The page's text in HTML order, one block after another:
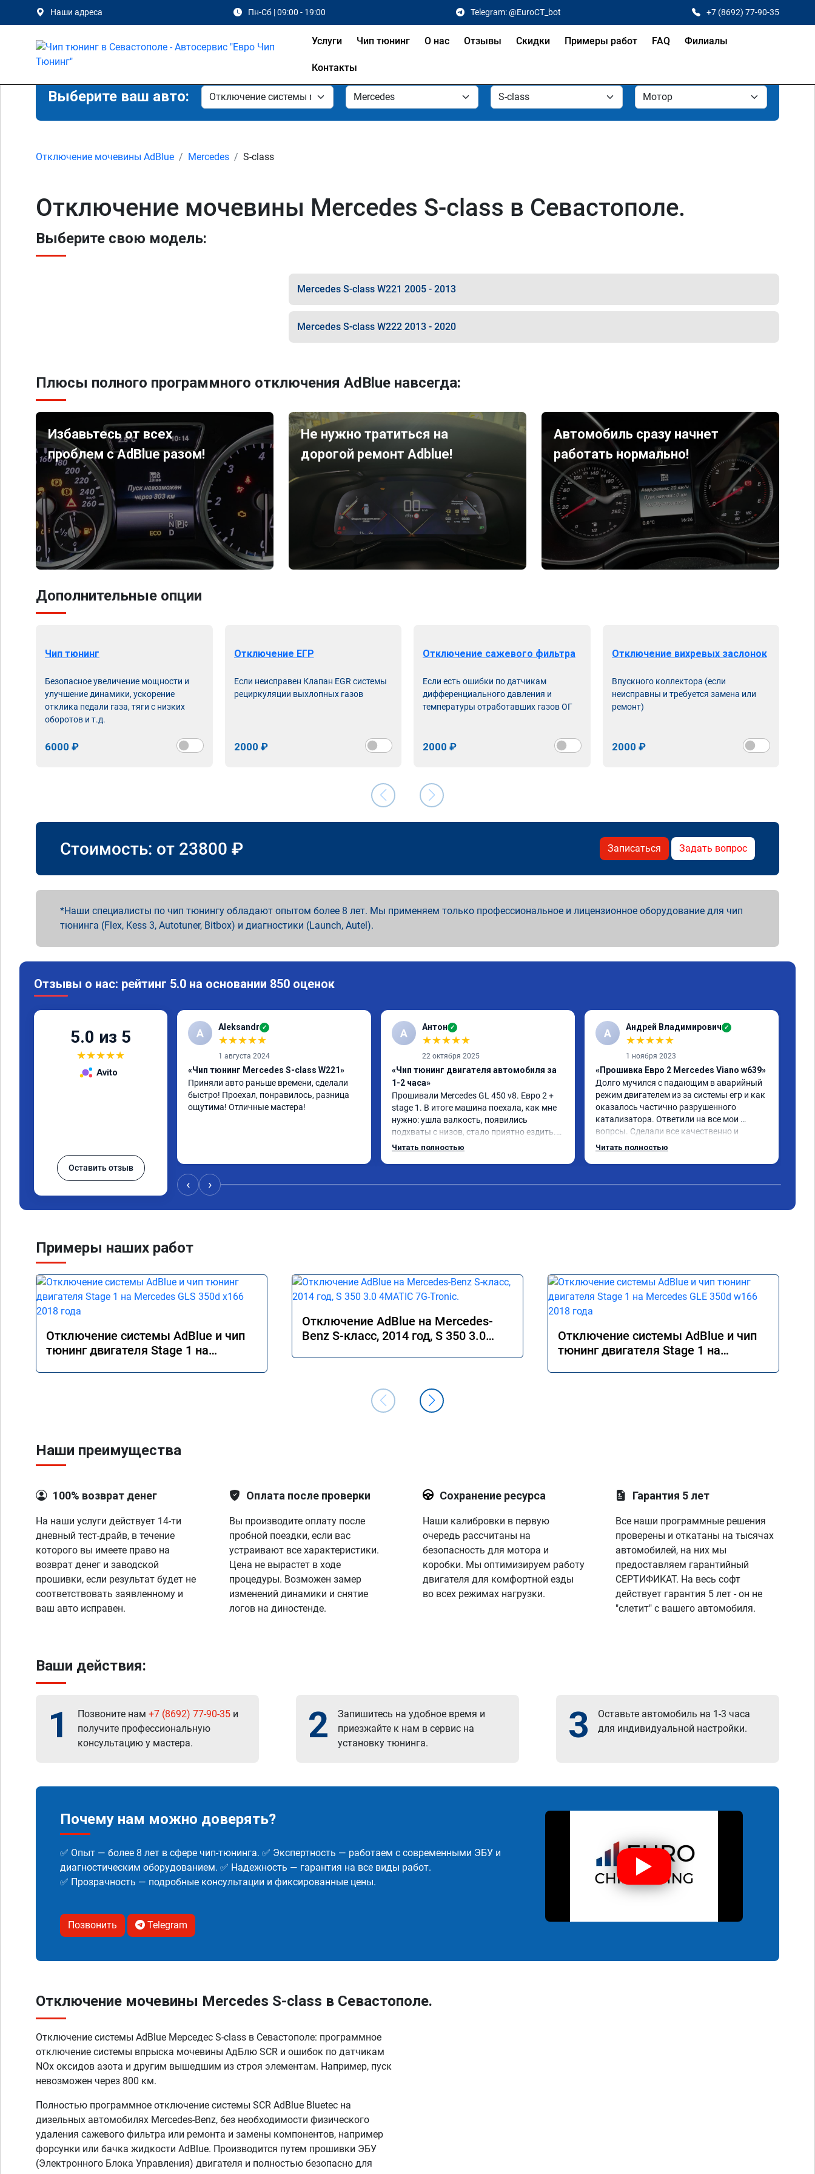
Наши адреса Пн-Сб | 09:00 - 19:00 Telegram: @EuroCT_bot +7 (8692) 77-90-35
Услуги Чип тюнинг О нас Отзывы Скидки Примеры работ FAQ Филиалы
Контакты
Выберите ваш авто:
Отключение мочевины AdBlue Mercedes S-class
Отключение мочевины Mercedes S-class в Севастополе.
Выберите свою модель:
Mercedes S-class W221 2005 - 2013
Mercedes S-class W222 2013 - 2020
Плюсы полного программного отключения AdBlue навсегда:
Избавьтесь от всех
проблем с AdBlue разом!
Не нужно тратиться на
дорогой ремонт Adblue!
Автомобиль сразу начнет
работать нормально!
Дополнительные опции
Чип тюнинг
Безопасное увеличение мощности и
улучшение динамики, ускорение
отклика педали газа, тяги с низких
оборотов и т.д.
6000 ₽
Отключение ЕГР
Если неисправен Клапан EGR системы
рециркуляции выхлопных газов
2000 ₽
Отключение сажевого фильтра
Если есть ошибки по датчикам
дифференциального давления и
температуры отработавших газов ОГ
2000 ₽
Отключение вихревых заслонок
Впускного коллектора (если
неисправны и требуется замена или
ремонт)
2000 ₽
Стоимость: от 23800 ₽ Записаться Задать вопрос
Наши специалисты по чип тюнингу обладают опытом более 8 лет. Мы применяем только профессиональное и лицензионное оборудование для чип
тюнинга (Flex, Kess 3, Autotuner, Bitbox) и диагностики (Launch, Autel).
Отзывы о нас: рейтинг 5.0 на основании 850 оценок
5.0 из 5
★★★★★
Avito
Оставить отзыв
A Aleksandr ✓
★★★★★
1 августа 2024
«Чип тюнинг Mercedes S-class W221»
Приняли авто раньше времени, сделали
быстро! Проехал, понравилось, разница
ощутима! Отличные мастера!
А Антон ✓
★★★★★
22 октября 2025
«Чип тюнинг двигателя автомобиля за
1-2 часа»
Прошивали Mercedes GL 450 v8. Евро 2 +
stage 1. В итоге машина поехала, как мне
нужно: ушла валкость, появились
подхваты с низов, стало приятно ездить.
Одни из лучших трат, в авто! 🔥
Читать полностью
А Андрей Владимирович ✓
★★★★★
1 ноября 2023
«Прошивка Евро 2 Mercedes Viano w639»
Долго мучился с падающим в аварийный
режим двигателем из за системы егр и как
оказалось частично разрушенного
катализатора. Ответили на все мои
вопрсы. Сделали все качественно и
несмотря на конец рабочего дня
Читать полностью
‹ ›
Примеры наших работ
Отключение системы AdBlue и чип
тюнинг двигателя Stage 1 на
Отключение AdBlue на Mercedes-
Benz S-класс, 2014 год, S 350 3.0
Отключение системы AdBlue и чип
тюнинг двигателя Stage 1 на
Наши преимущества
100% возврат денег
На наши услуги действует 14-ти
дневный тест-драйв, в течение
которого вы имеете право на
возврат денег и заводской
прошивки, если результат будет не
соответствовать заявленному и
ваш авто исправен.
Оплата после проверки
Вы производите оплату после
пробной поездки, если вас
устраивают все характеристики.
Цена не вырастет в ходе
процедуры. Возможен замер
изменений динамики и снятие
логов на диностенде.
Сохранение ресурса
Наши калибровки в первую
очередь рассчитаны на
безопасность для мотора и
коробки. Мы оптимизируем работу
двигателя для комфортной езды
во всех режимах нагрузки.
Гарантия 5 лет
Все наши программные решения
проверены и откатаны на тысячах
автомобилей, на них мы
предоставляем гарантийный
СЕРТИФИКАТ. На весь софт
действует гарантия 5 лет - он не
"слетит" с вашего автомобиля.
Ваши действия:
1 Позвоните нам +7 (8692) 77-90-35 и
получите профессиональную
консультацию у мастера.
2
Запишитесь на удобное время и
приезжайте к нам в сервис на
установку тюнинга.
3
Оставьте автомобиль на 1-3 часа
для индивидуальной настройки.
Почему нам можно доверять?
✅ Опыт — более 8 лет в сфере чип-тюнинга. ✅ Экспертность — работаем с современными ЭБУ и
диагностическим оборудованием. ✅ Надежность — гарантия на все виды работ.
✅ Прозрачность — подробные консультации и фиксированные цены.
Позвонить Telegram
Отключение мочевины Mercedes S-class в Севастополе.
Отключение системы AdBlue Мерседес S-class в Севастополе: программное
отключение системы впрыска мочевины АдБлю SCR и ошибок по датчикам
NOx оксидов азота и другим вышедшим из строя элементам. Например, пуск
невозможен через 800 км.
Полностью программное отключение системы SCR AdBlue Bluetec на
дизельных автомобилях Mercedes-Benz, без необходимости физического
удаления сажевого фильтра или ремонта и замены компонентов, например
форсунки или бачка жидкости AdBlue. Производится путем прошивки ЭБУ
(Электронного Блока Управления) двигателя и полностью безопасно для